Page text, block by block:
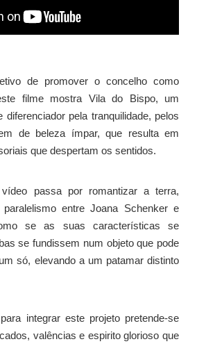
de promover o concelho como
filme mostra Vila do Bispo, um
diferenciador pela tranquilidade, pelos
de beleza ímpar, que resulta em
que despertam os sentidos.
passa por romantizar a terra,
paralelismo entre Joana Schenker e
se as suas características se
se fundissem num objeto que pode
só, elevando a um patamar distinto
integrar este projeto pretende-se
valências e espirito glorioso que